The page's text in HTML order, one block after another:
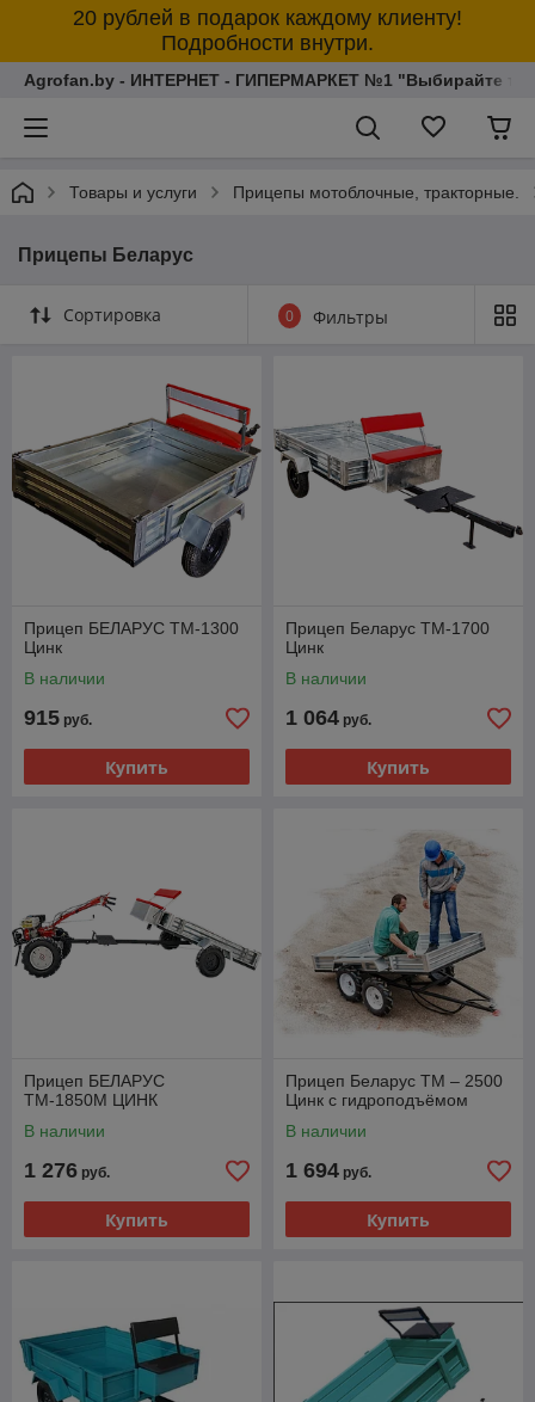
20 рублей в подарок каждому клиенту!
Подробности внутри.
Agrofan.by - ИНТЕРНЕТ - ГИПЕРМАРКЕТ №1 "Выбирайте
Товары и услуги Прицепы мотоблочные, тракторные.
Прицепы Беларус
Сортировка 0 Фильтры
Прицеп БЕЛАРУС ТМ-1300
Цинк
В наличии
915 руб.
Купить
Прицеп Беларус ТМ-1700
Цинк
В наличии
1 064 руб.
Купить
Прицеп БЕЛАРУС
ТМ-1850М ЦИНК
В наличии
1 276 руб.
Купить
Прицеп Беларус ТМ – 2500
Цинк с гидроподъёмом
В наличии
1 694 руб.
Купить